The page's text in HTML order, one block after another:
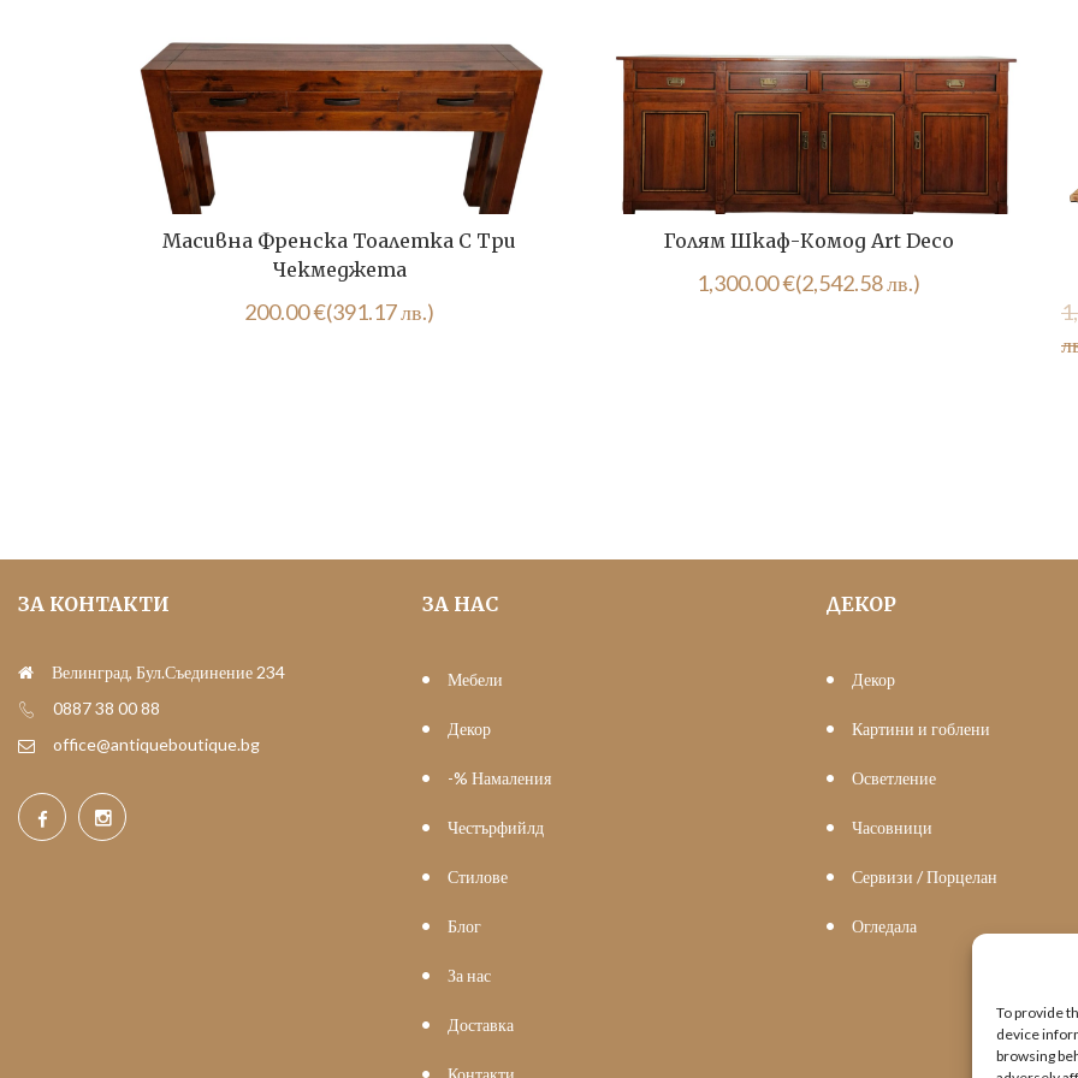
To provide
device
browsing
Масивна Френска Тоалетка С Три
Чекмеджета
200.00€(391.17 лв.)
Голям Шкаф-Комод Art Deco
1,300.00€(2,542.58 лв.)
ЗА КОНТАКТИ
Велинград, Бул.Съединение 234
0887 38 00 88
office@antiqueboutique.bg
ЗА НАС
Мебели
Декор
-% Намаления
Честърфийлд
Стилове
Блог
За нас
Доставка
Контакти
ДЕКОР
Декор
Картини и гоблени
Осветление
Часовници
Сервизи / Порцелан
Огледала